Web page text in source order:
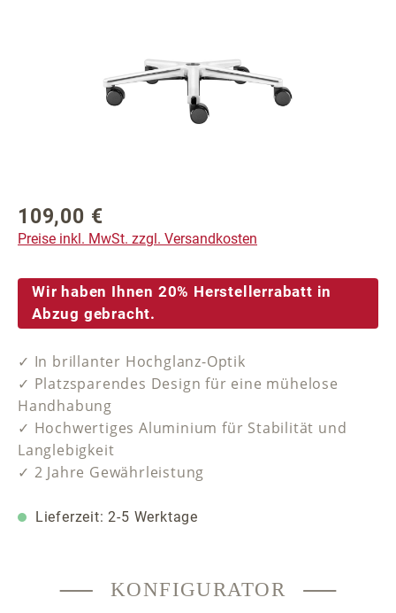
Regulärer Preis:
109,00 €
Preise inkl. MwSt. zzgl. Versandkosten
Wir haben Ihnen 20% Herstellerrabatt in
Abzug gebracht.
✓ In brillanter Hochglanz-Optik
✓ Platzsparendes Design für eine mühelose
Handhabung
✓ Hochwertiges Aluminium für Stabilität und
Langlebigkeit
✓ 2 Jahre Gewährleistung
Lieferzeit: 2-5 Werktage
KONFIGURATOR